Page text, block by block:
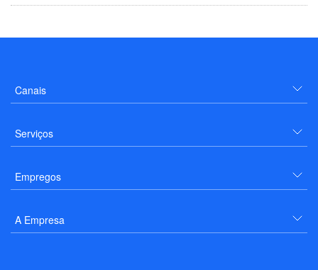
Canais
Serviços
Empregos
A Empresa